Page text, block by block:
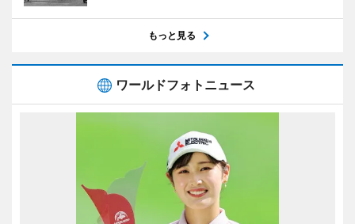
もっと見る
ワールドフォトニュース